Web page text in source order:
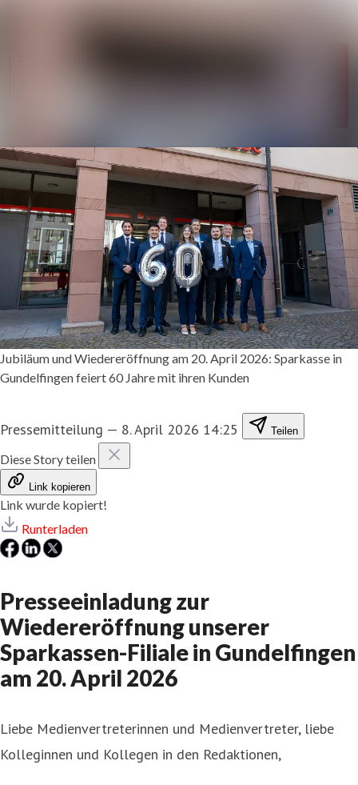
Jubiläum und Wiedereröffnung am 20. April 2026: Sparkasse in
Gundelfingen feiert 60 Jahre mit ihren Kunden
Pressemitteilung — 8. April 2026 14:25 Teilen
Diese Story teilen
Link kopieren
Link wurde kopiert!
Runterladen
Presseeinladung zur
Wiedereröffnung unserer
Sparkassen-Filiale in Gundelfingen
am 20. April 2026
Liebe Medienvertreterinnen und Medienvertreter, liebe
Kolleginnen und Kollegen in den Redaktionen,